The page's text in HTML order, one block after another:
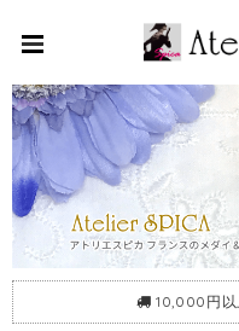
10,000円